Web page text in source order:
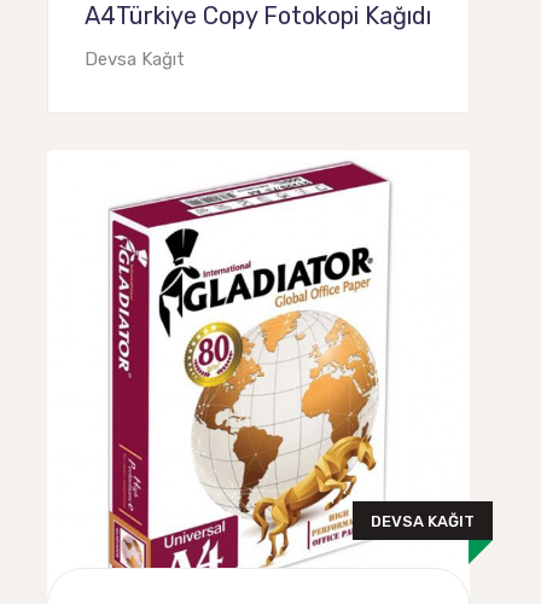
A4Türkiye Copy Fotokopi Kağıdı
Devsa Kağıt
DEVSA KAĞIT